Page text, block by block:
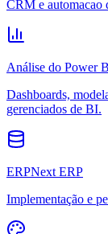
CRM e automacao
Análise do Power
Dashboards,
gerenciados de BI.
ERPNext ERP
Implementação e